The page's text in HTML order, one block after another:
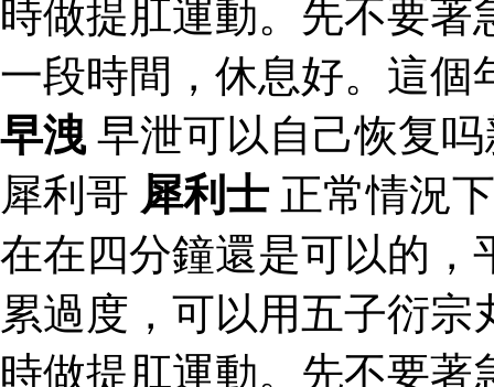
時做提肛運動。先不要
一段時間，休息好。這
早洩 早泄可以自己恢复
犀利哥 犀利士 正常情況
在在四分鐘還是可以的，
累過度，可以用五子衍
時做提肛運動。先不要